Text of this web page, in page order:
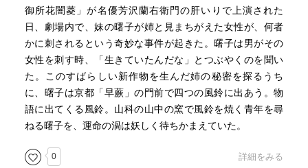
御所花闇菱」が名優芳沢蘭右衛門の肝いりで上演された
日、劇場内で、妹の曙子が姉と見まちがえた女性が、何者
かに刺されるという奇妙な事件が起きた。曙子は男がその
女性を刺す時、「生きていたんだな」とつぶやくのを聞い
た。このすばらしい新作物を生んだ姉の秘密を探るうち
に、曙子は京都「早蕨」の門前で四つの風鈴に出あう。物
語に出てくる風鈴。山科の山中の窯で風鈴を焼く青年を尋
ねる曙子を、運命の渦は妖しく待ちかまえていた。
0 詳細をみる